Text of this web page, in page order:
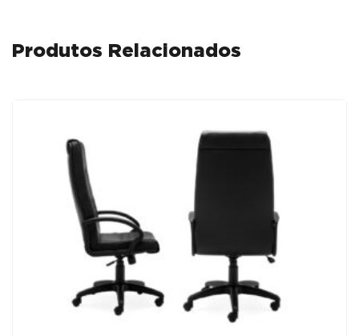
Produtos Relacionados